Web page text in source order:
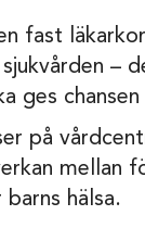
fast
–
ges
på
mellan
hälsa.